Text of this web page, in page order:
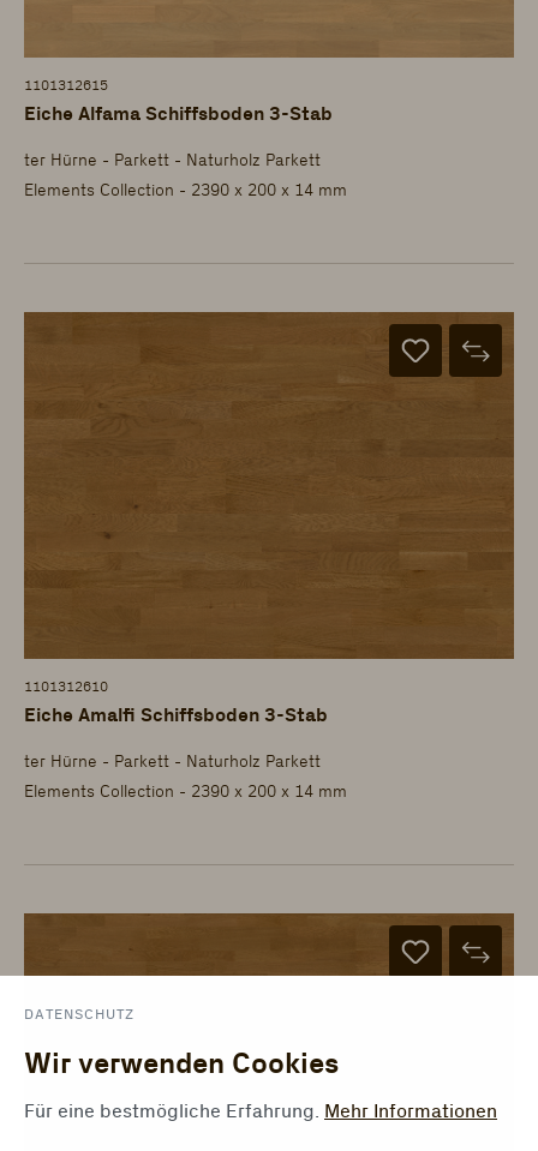
1101312615
Eiche Alfama Schiffsboden 3-Stab
ter Hürne - Parkett - Naturholz Parkett
Elements Collection - 2390 x 200 x 14 mm
1101312610
Eiche Amalfi Schiffsboden 3-Stab
ter Hürne - Parkett - Naturholz Parkett
Elements Collection - 2390 x 200 x 14 mm
DATENSCHUTZ
Wir verwenden Cookies
Für eine bestmögliche Erfahrung. Mehr Informationen